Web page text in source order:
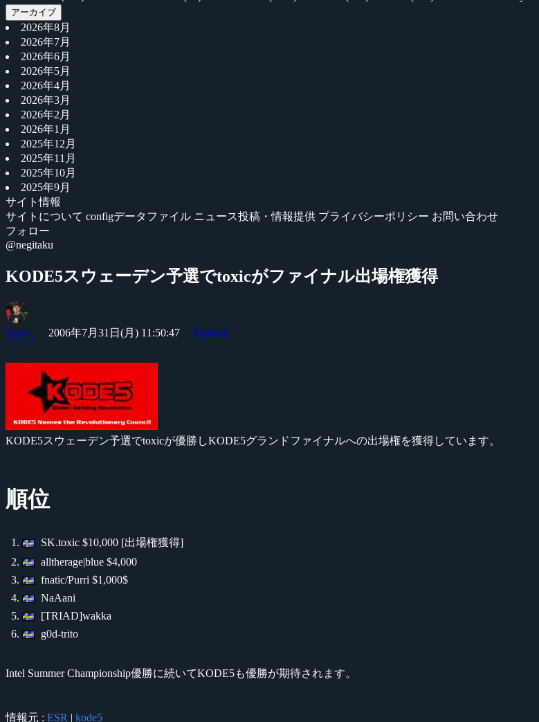
アーカイブ
2026年8月
2026年7月
2026年6月
2026年5月
2026年4月
2026年3月
2026年2月
2026年1月
2025年12月
2025年11月
2025年10月
2025年9月
サイト情報
サイトについて configデータファイル ニュース投稿・情報提供 プライバシーポリシー お問い合わせ
フォロー
@negitaku
KODE5スウェーデン予選でtoxicがファイナル出場権獲得
Yossy 2006年7月31日(月) 11:50:47 Quake4
KODE5スウェーデン予選でtoxicが優勝しKODE5グランドファイナルへの出場権を獲得しています。
順位
SK.toxic $10,000 [出場権獲得]
alltherage|blue $4,000
fnatic/Purri $1,000$
NaAani
[TRIAD]wakka
g0d-trito
Intel Summer Championship優勝に続いてKODE5も優勝が期待されます。
情報元 : ESR | kode5